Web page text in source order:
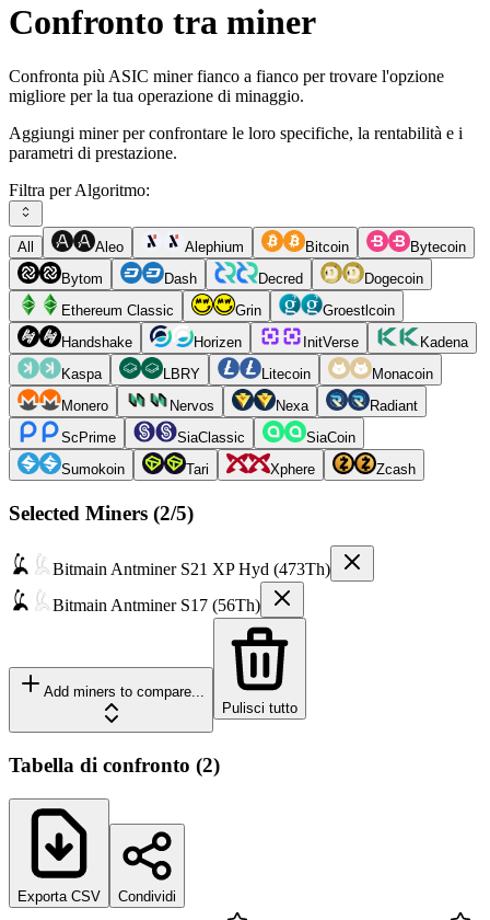
Confronto tra miner
Confronta più ASIC miner fianco a fianco per trovare l'opzione
migliore per la tua operazione di minaggio.
Aggiungi miner per confrontare le loro specifiche, la rentabilità e i
parametri di prestazione.
Filtra per Algoritmo:
All Aleo Alephium Bitcoin
Bytecoin
Bytom
Dash Decred
Dogecoin
Ethereum Classic
Grin
Groestlcoin
Handshake
Horizen InitVerse
Kadena
Kaspa
LBRY Litecoin
Monacoin
Monero
Nervos Nexa
Radiant
ScPrime
SiaClassic
SiaCoin
Sumokoin
Tari Xphere Zcash
Selected Miners (2/5)
Bitmain Antminer S21 XP Hyd (473Th)
Bitmain Antminer S17 (56Th)
Add miners to compare...
Pulisci tutto
Tabella di confronto (2)
Exporta CSV Condividi